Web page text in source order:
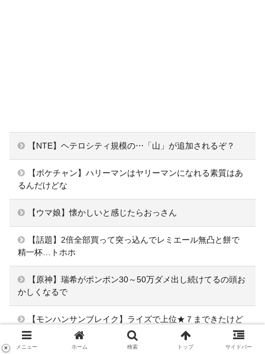
【NTE】ヘテロシティ規模の⋯「山」が追加されるぞ？
【ポケチャン】ハリーマンはヤリーマンになれる素質はあ
るんだけどな
【ウマ娘】懐かしいと感じたらおっさん
【話題】2倍全部買って突っ込んでレミエール無凸と餅で
精一杯…トホホ
【原神】瑞希がポンポン30～50万ダメ出し続けてるの頭お
かしくなるで
【モンハンサンブレイク】ライズで上位★７まできたけど
ここから一気にゲーム難易度爆上がりしだすな
メニュー ホーム 検索 トップ サイドバー
×